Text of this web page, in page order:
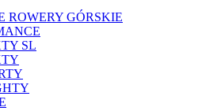
ROWERY GÓRSKIE
SL